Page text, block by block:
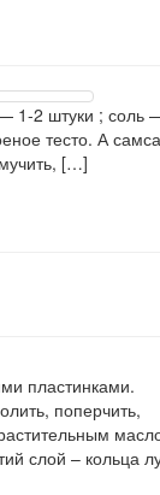
1-2 штуки ; соль
тесто. А
[…]
пластинками.
поперчить,
слой – кольца